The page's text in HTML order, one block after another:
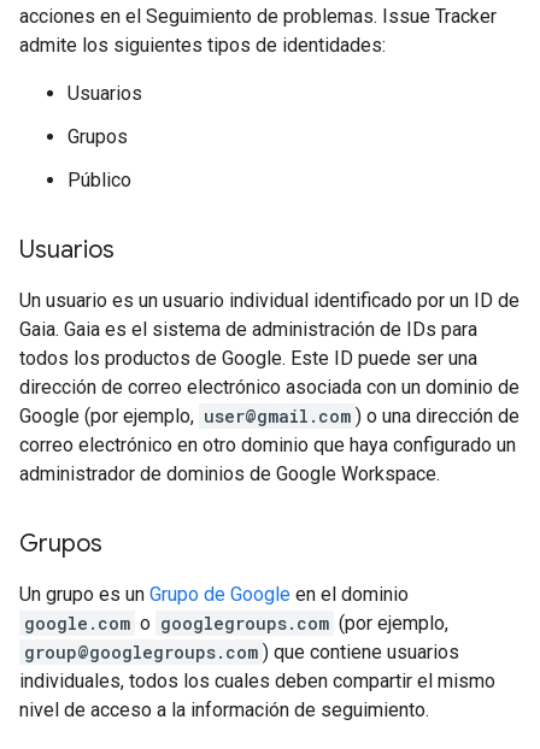
acciones en el Seguimiento de problemas. Issue Tracker
admite los siguientes tipos de identidades:
Usuarios
Grupos
Público
Usuarios
Un usuario es un usuario individual identificado por un ID de
Gaia. Gaia es el sistema de administración de IDs para
todos los productos de Google. Este ID puede ser una
dirección de correo electrónico asociada con un dominio de
Google (por ejemplo, user@gmail.com ) o una dirección de
correo electrónico en otro dominio que haya configurado un
administrador de dominios de Google Workspace.
Grupos
Un grupo es un Grupo de Google en el dominio
google.com o googlegroups.com (por ejemplo,
group@googlegroups.com ) que contiene usuarios
individuales, todos los cuales deben compartir el mismo
nivel de acceso a la información de seguimiento.